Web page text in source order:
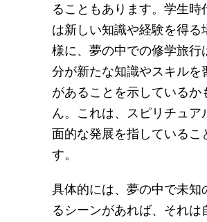
ることもあります。学生時
は新しい知識や経験を得る
様に、夢の中での修学旅行
分が新たな知識やスキルを
があることを示しているか
ん。これは、スピリチュア
面的な発展を指しているこ
す。
具体的には、夢の中で未知
るシーンがあれば、それは